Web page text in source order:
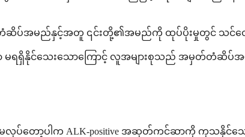
အမှတ်တံဆိပ်အမည်နှင့်အတူ ၎င်းတို့၏အမည်ကို ထုပ်ပိုးမှုတွင် သင်တွ
မရရှိနိုင်သေးသောကြောင့် လူအများစုသည် အမှတ်တံဆိ
ော့ပါက ALK-positive အဆုတ်ကင်ဆာကို ကုသနိုင်သော